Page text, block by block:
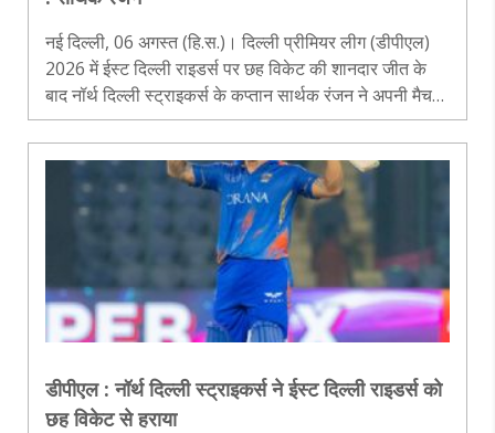
नई दिल्ली, 06 अगस्त (हि.स.)। दिल्ली प्रीमियर लीग (डीपीएल)
2026 में ईस्ट दिल्ली राइडर्स पर छह विकेट की शानदार जीत के
बाद नॉर्थ दिल्ली स्ट्राइकर्स के कप्तान सार्थक रंजन ने अपनी मैच
जिताऊ पारी और अनोखे जश्न का राज खोला। उन्होंने बताया कि
वह टेनिस स्ट..
डीपीएल : नॉर्थ दिल्ली स्ट्राइकर्स ने ईस्ट दिल्ली राइडर्स को
छह विकेट से हराया